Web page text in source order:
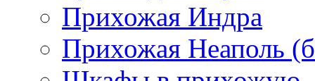
Прихожая Индра
Прихожая Неаполь